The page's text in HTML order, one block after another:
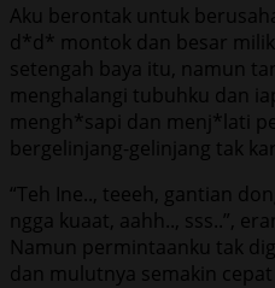
Aku berontak untuk
d*d* montok dan besar
setengah baya itu, namun
menghalangi tubuhku dan
mengh*sapi dan menj*lati
bergelinjang-gelinjang tak
“Teh Ine.., teeeh, gantian
ngga kuaat, aahh.., sss..”,
Namun permintaanku tak
dan mulutnya semakin